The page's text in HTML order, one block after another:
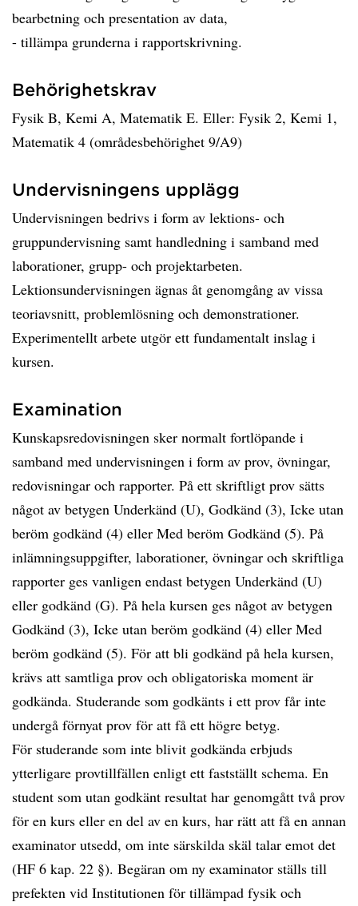
bearbetning och presentation av data,
- tillämpa grunderna i rapportskrivning.
Behörighetskrav
Fysik B, Kemi A, Matematik E. Eller: Fysik 2, Kemi 1,
Matematik 4 (områdesbehörighet 9/A9)
Undervisningens upplägg
Undervisningen bedrivs i form av lektions- och
gruppundervisning samt handledning i samband med
laborationer, grupp- och projektarbeten.
Lektionsundervisningen ägnas åt genomgång av vissa
teoriavsnitt, problemlösning och demonstrationer.
Experimentellt arbete utgör ett fundamentalt inslag i
kursen.
Examination
Kunskapsredovisningen sker normalt fortlöpande i
samband med undervisningen i form av prov, övningar,
redovisningar och rapporter. På ett skriftligt prov sätts
något av betygen Underkänd (U), Godkänd (3), Icke utan
beröm godkänd (4) eller Med beröm Godkänd (5). På
inlämningsuppgifter, laborationer, övningar och skriftliga
rapporter ges vanligen endast betygen Underkänd (U)
eller godkänd (G). På hela kursen ges något av betygen
Godkänd (3), Icke utan beröm godkänd (4) eller Med
beröm godkänd (5). För att bli godkänd på hela kursen,
krävs att samtliga prov och obligatoriska moment är
godkända. Studerande som godkänts i ett prov får inte
undergå förnyat prov för att få ett högre betyg.
För studerande som inte blivit godkända erbjuds
ytterligare provtillfällen enligt ett fastställt schema. En
student som utan godkänt resultat har genomgått två prov
för en kurs eller en del av en kurs, har rätt att få en annan
examinator utsedd, om inte särskilda skäl talar emot det
(HF 6 kap. 22 §). Begäran om ny examinator ställs till
prefekten vid Institutionen för tillämpad fysik och